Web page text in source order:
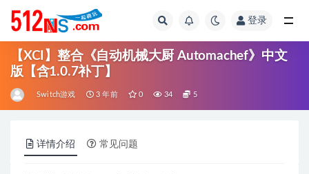
登录
【XCI】整合《自动机械大厨 Automachef》中文
版【含1.0.7补丁】
Switch游戏 3 年前 0 34 5
详情介绍 常见问题